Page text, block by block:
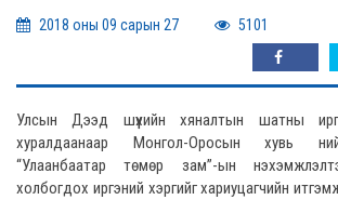
2018 оны 09 сарын 27 5101
Улсын Дээд шүүхийн хяналтын шатны
хуралдаанаар Монгол-Оросын хувь
“Улаанбаатар төмөр зам”-ын
холбогдох иргэний хэргийг хариуцагчийн